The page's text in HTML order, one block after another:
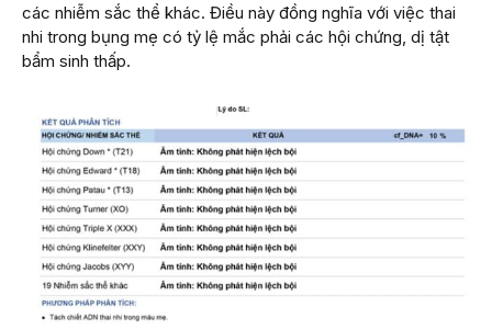
các nhiễm sắc thể khác. Điều này đồng nghĩa với việc thai
nhi trong bụng mẹ có tỷ lệ mắc phải các hội chứng, dị tật
bẩm sinh thấp.